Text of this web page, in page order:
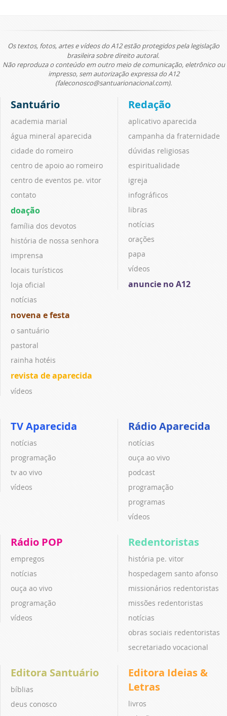
Os textos, fotos, artes e vídeos do A12 estão protegidos pela legislação
brasileira sobre direito autoral.
Não reproduza o conteúdo em outro meio de comunicação, eletrônico ou
impresso, sem autorização expressa do A12
(faleconosco@santuarionacional.com).
Santuário
academia marial
água mineral aparecida
cidade do romeiro
centro de apoio ao romeiro
centro de eventos pe. vitor
contato
doação
família dos devotos
história de nossa senhora
imprensa
locais turísticos
loja oficial
notícias
novena e festa
o santuário
pastoral
rainha hotéis
revista de aparecida
vídeos
Redação
aplicativo aparecida
campanha da fraternidade
dúvidas religiosas
espiritualidade
igreja
infográficos
libras
notícias
orações
papa
vídeos
anuncie no A12
TV Aparecida
notícias
programação
tv ao vivo
vídeos
Rádio Aparecida
notícias
ouça ao vivo
podcast
programação
programas
vídeos
Rádio POP
empregos
notícias
ouça ao vivo
programação
vídeos
Redentoristas
história pe. vitor
hospedagem santo afonso
missionários redentoristas
missões redentoristas
notícias
obras sociais redentoristas
secretariado vocacional
Editora Santuário
bíblias
deus conosco
Editora Ideias &
Letras
livros